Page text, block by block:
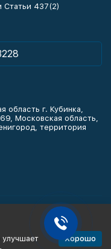
Статьи 437(2)
область г. Кубинка,
Московская область,
территория
Хорошо